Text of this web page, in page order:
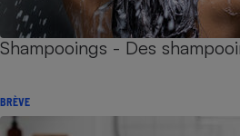
Shampooings - Des
BRÈVE